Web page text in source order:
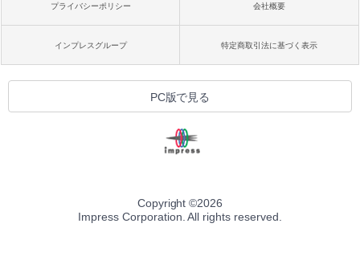
プライバシーポリシー 会社概要
インプレスグループ 特定商取引法に基づく表示
PC版で見る
Copyright ©2026
Impress Corporation. All rights reserved.